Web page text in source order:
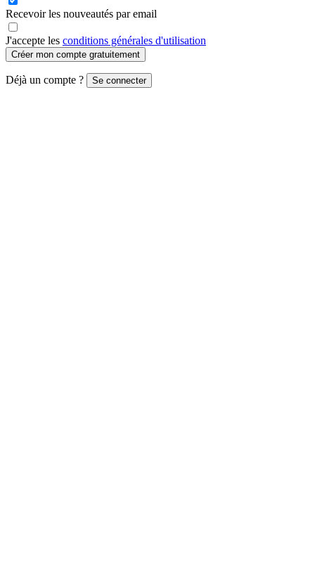
Recevoir les nouveautés par email
J'accepte les conditions générales d'utilisation
Créer mon compte gratuitement
Déjà un compte ? Se connecter